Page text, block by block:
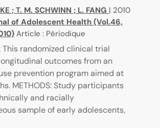
; T. M. SCHWINN ; L. FANG | 2010
of Adolescent Health (Vol.46,
Article : Périodique
This randomized clinical trial
outcomes from an
prevention program aimed at
METHODS: Study participants
and racially
sample of early adolescents,